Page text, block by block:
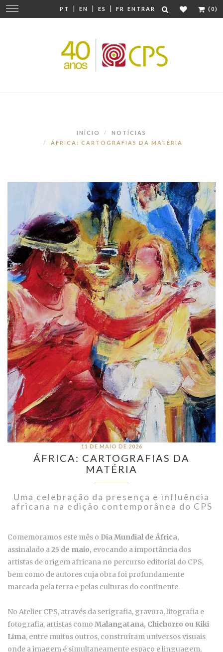
PT | EN | ES | FR ENTRAR (0)
Mudar
navegação
INÍCIO
NOTÍCIAS
ÁFRICA: CARTOGRAFIAS DA MATÉRIA
11 DE MAIO DE 2026
ÁFRICA: CARTOGRAFIAS DA
MATÉRIA
Uma celebração da presença e influência
africana na edição contemporânea do CPS
Comemoramos este mês o Dia Mundial de África,
assinalado a25 de maio, evocando a importância dos
artistas de origem africana no percurso editorial do CPS,
bem como de autores cuja obra foi profundamente
marcada pela terra e pelas culturas do continente.
No Atelier CPS, através da serigrafia, gravura, litografia e
fotografia, artistas como Malangatana, Chichorro ou Kiki
Lima, entre muitos outros, construíram universos visuais
onde a imagem é simultaneamente espaço e linguagem,